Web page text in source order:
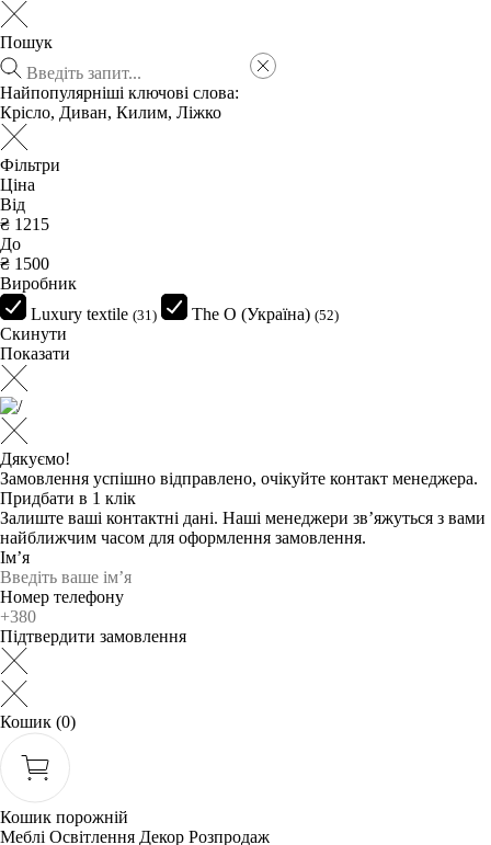
Пошук
Найпопулярніші ключові слова:
Крісло, Диван, Килим, Ліжко
Фільтри
Ціна
Від
₴
До
₴
Виробник
Luxury textile (31) The O (Україна) (52)
Скинути
Показати
Дякуємо!
Замовлення успішно відправлено, очікуйте контакт менеджера.
Придбати в 1 клік
Залиште ваші контактні дані. Наші менеджери зв’яжуться з вами
найближчим часом для оформлення замовлення.
Ім’я
Номер телефону
Підтвердити замовлення
Кошик (0)
Кошик порожній
Меблі Освітлення Декор Розпродаж